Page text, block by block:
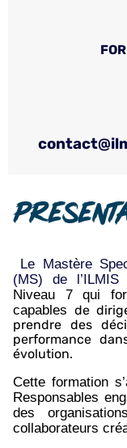
Le Mastère
(MS) de l’ILMIS
Niveau 7 qui
capables de
prendre des
performance
évolution.
Cette formation
Responsables
des
collaborateurs